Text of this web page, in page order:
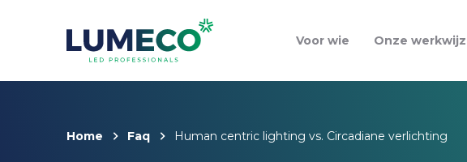
Voor wie Onze
Home Faq Human centric lighting vs. Circadiane verlichting